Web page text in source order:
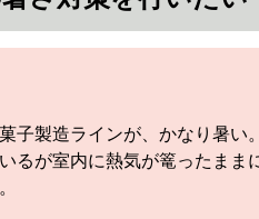
子製造ラインが、かなり暑
るが室内に熱気が篭ったま